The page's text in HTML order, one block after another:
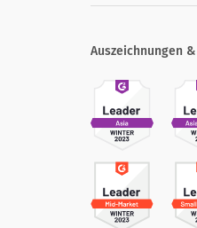
Auszeichnungen